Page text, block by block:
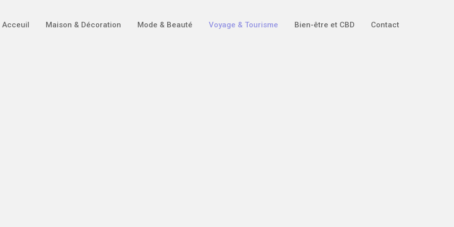
Acceuil Maison & Décoration Mode & Beauté Voyage & Tourisme Bien-être et CBD Contact